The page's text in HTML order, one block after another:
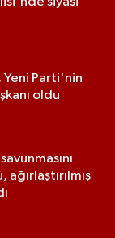
Yeni Parti'nin
oldu